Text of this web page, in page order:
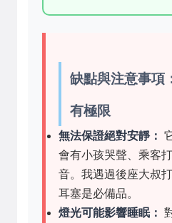
缺點與注意事項
有極限
無法保證絕對安靜：
會有小孩哭聲、乘客
音。我遇過後座大叔
耳塞是必備品。
燈光可能影響睡眠：